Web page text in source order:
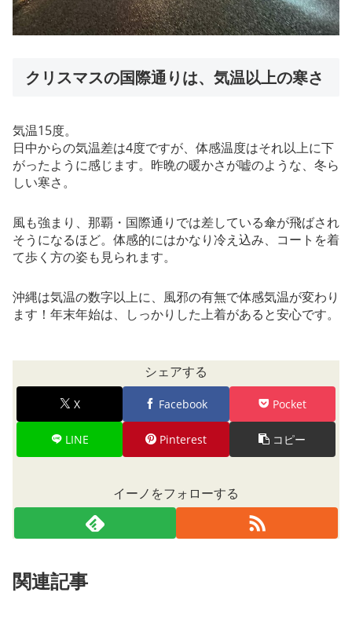
クリスマスの国際通りは、気温以上の寒さ
気温15度。
日中からの気温差は4度ですが、体感温度はそれ以上に下
がったように感じます。昨晩の暖かさが嘘のような、冬ら
しい寒さ。
風も強まり、那覇・国際通りでは差している傘が飛ばされ
そうになるほど。体感的にはかなり冷え込み、コートを着
て歩く方の姿も見られます。
沖縄は気温の数字以上に、風邪の有無で体感気温が変わり
ます！年末年始は、しっかりした上着があると安心です。
シェアする
X Facebook Pocket
LINE Pinterest コピー
イーノをフォローする
関連記事